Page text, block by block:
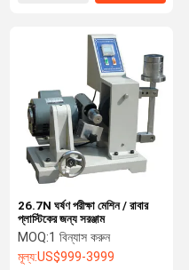
26.7N ঘর্ষণ পরীক্ষা মেশিন / রাবার
প্লাস্টিকের জন্য সরঞ্জাম
MOQ:1 বিন্যাস করুন
মূল্য:US$999-3999